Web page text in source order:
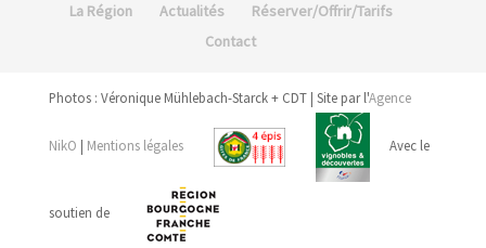
La Région
Actualités
Réserver/Offrir/Tarifs
Contact
Photos : Véronique Mühlebach-Starck + CDT | Site par l'Agence
NikO | Mentions légales Avec le
soutien de